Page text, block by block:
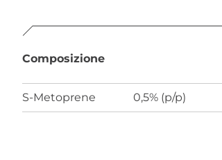
Composizione
S-Metoprene 0,5% (p/p)